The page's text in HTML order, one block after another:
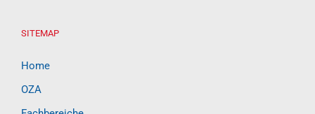
SITEMAP
Home
OZA